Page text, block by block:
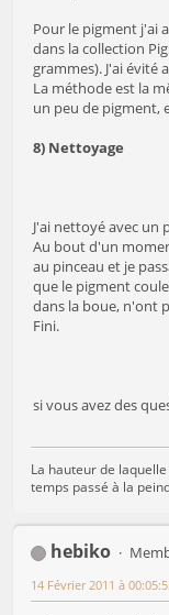
Pour le pigment j'ai
dans la collection
grammes). J'ai
La méthode est la
un peu de pigment,
8) Nettoyage
J'ai nettoyé avec un
Au bout d'un
au pinceau et je
que le pigment
dans la boue, n'ont
Fini.
si vous avez des
La hauteur de
temps passé à la
hebiko
14 Février 2011 à